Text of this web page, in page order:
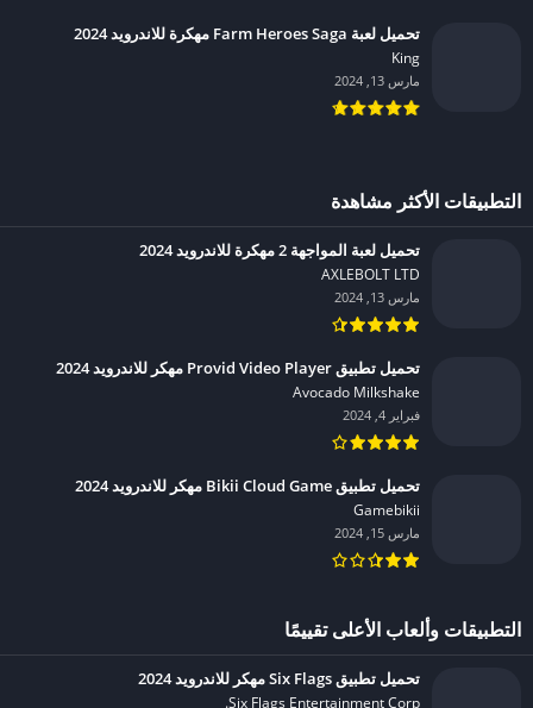
تحميل لعبة Farm Heroes Saga مهكرة للاندرويد 2024
King‏
مارس 13, 2024
التطبيقات الأكثر مشاهدة
تحميل لعبة المواجهة 2 مهكرة للاندرويد 2024
AXLEBOLT LTD‏
مارس 13, 2024
تحميل تطبيق Provid Video Player مهكر للاندرويد 2024
Avocado Milkshake‏
فبراير 4, 2024
تحميل تطبيق Bikii Cloud Game مهكر للاندرويد 2024
Gamebikii‏
مارس 15, 2024
التطبيقات وألعاب الأعلى تقييمًا
تحميل تطبيق Six Flags مهكر للاندرويد 2024
Six Flags Entertainment Corp.‏